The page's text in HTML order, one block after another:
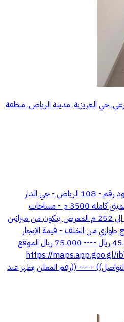
حي العزيزية, مدينة الرياض, منطقة
تم التأجير بالكامل محلات الايجار كود رقم - 108 الرياض - حي الدار
البيضاء - طريق العزيزية مساحة المبنى كامله 3500 م - مساحات
المعارض متعددة تبدا من 167م الى 252 م المعرض يتكون من ميزانين
طواري من الخلف - قيمة الايجار
السنوي للمعرض تتراوح بين 45.000 ريال ---- 75.000 ريال الموقع
https://maps.app.goo.gl/
----- ((رقم المعلن يظهر عند